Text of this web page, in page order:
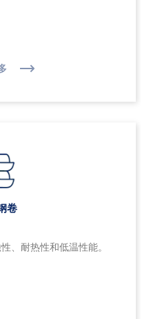
卷
、耐热性和低温性能。